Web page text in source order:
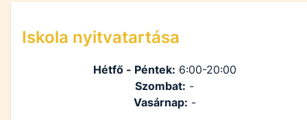
Iskola nyitvatartása
Hétfő - Péntek: 6:00-20:00
Szombat: -
Vasárnap: -